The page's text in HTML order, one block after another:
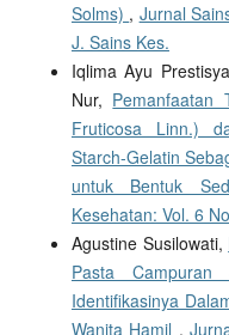
Solms) , Jurnal
J. Sains Kes.
Iqlima Ayu
Nur, Pemanfaatan
Fruticosa Linn.)
Starch-Gelatin
untuk Bentuk
Kesehatan: Vol. 6
Agustine Susilowati,
Pasta
Identifikasinya
Wanita Hamil ,